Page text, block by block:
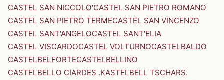
CASTEL SAN NICCOLO'CASTEL SAN PIETRO ROMANO
CASTEL SAN PIETRO TERMECASTEL SAN VINCENZO
CASTEL SANT'ANGELOCASTEL SANT'ELIA
CASTEL VISCARDOCASTEL VOLTURNOCASTELBALDO
CASTELBELFORTECASTELBELLINO
CASTELBELLO CIARDES .KASTELBELL TSCHARS.